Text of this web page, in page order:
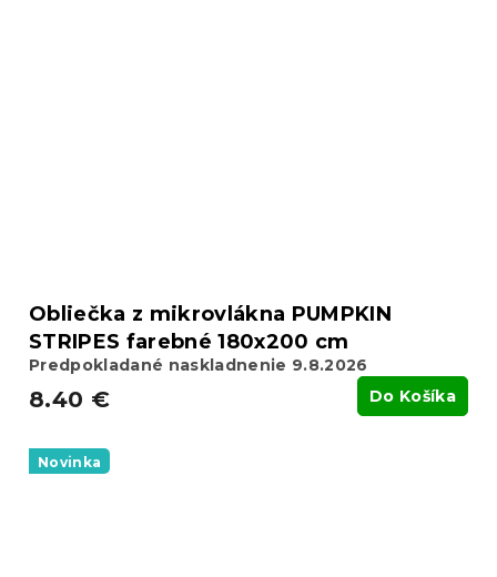
Obliečka z mikrovlákna PUMPKIN
STRIPES farebné 180x200 cm
Predpokladané naskladnenie 9.8.2026
8.40 € Do Košíka
Novinka